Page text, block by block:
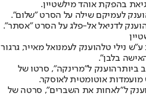
בהפקת אוהד מילשטיין.
לעמיקם שילה על הסרט "שלום".
לדניאל אל-פלג על הסרט "אסתר".
נילי טלהוענק לעמנואל מאייר, גרגור
בלבן".
ביותרהוענק ל"מרינקה", סרטו של
מועמדות אוטומטית לאוסקר.
ל"לאחות את השברים", סרטה של